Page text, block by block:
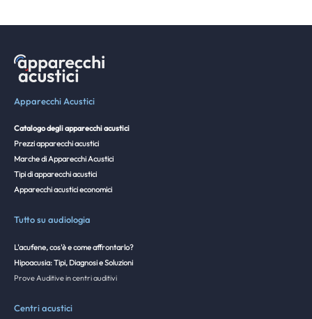
Apparecchi Acustici
Catalogo degli apparecchi acustici
Prezzi apparecchi acustici
Marche di Apparecchi Acustici
Tipi di apparecchi acustici
Apparecchi acustici economici
Tutto su audiologia
L'acufene, cos'è e come affrontarlo?
Hipoacusia: Tipi, Diagnosi e Soluzioni
Prove Auditive in centri auditivi
Centri acustici